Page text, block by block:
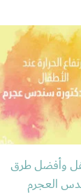
وأفضل طرق
العجرم